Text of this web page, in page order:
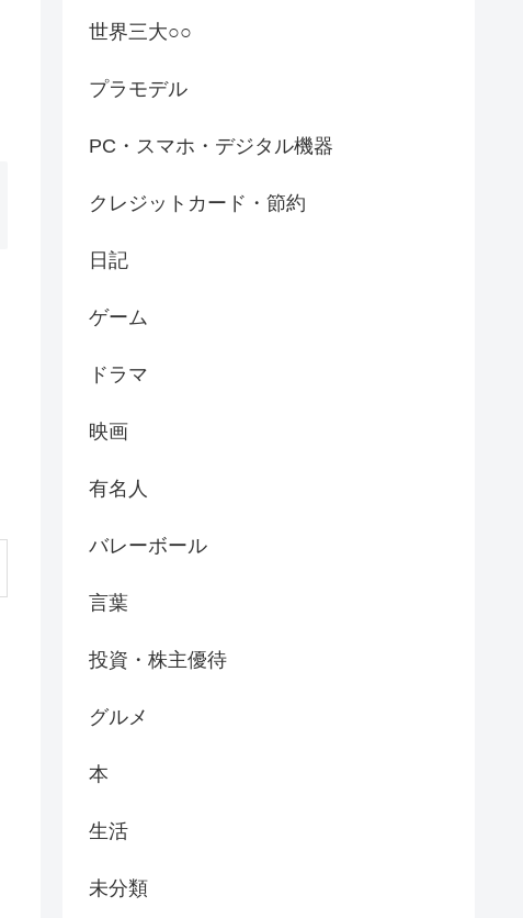
世界三大○○
プラモデル
PC・スマホ・デジタル機器
クレジットカード・節約
日記
ゲーム
ドラマ
映画
有名人
バレーボール
言葉
投資・株主優待
グルメ
本
生活
未分類